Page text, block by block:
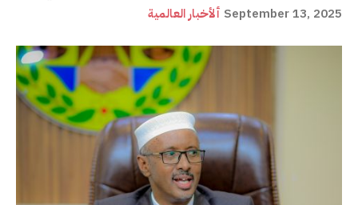
ألأخبار العالمية September 13, 2025